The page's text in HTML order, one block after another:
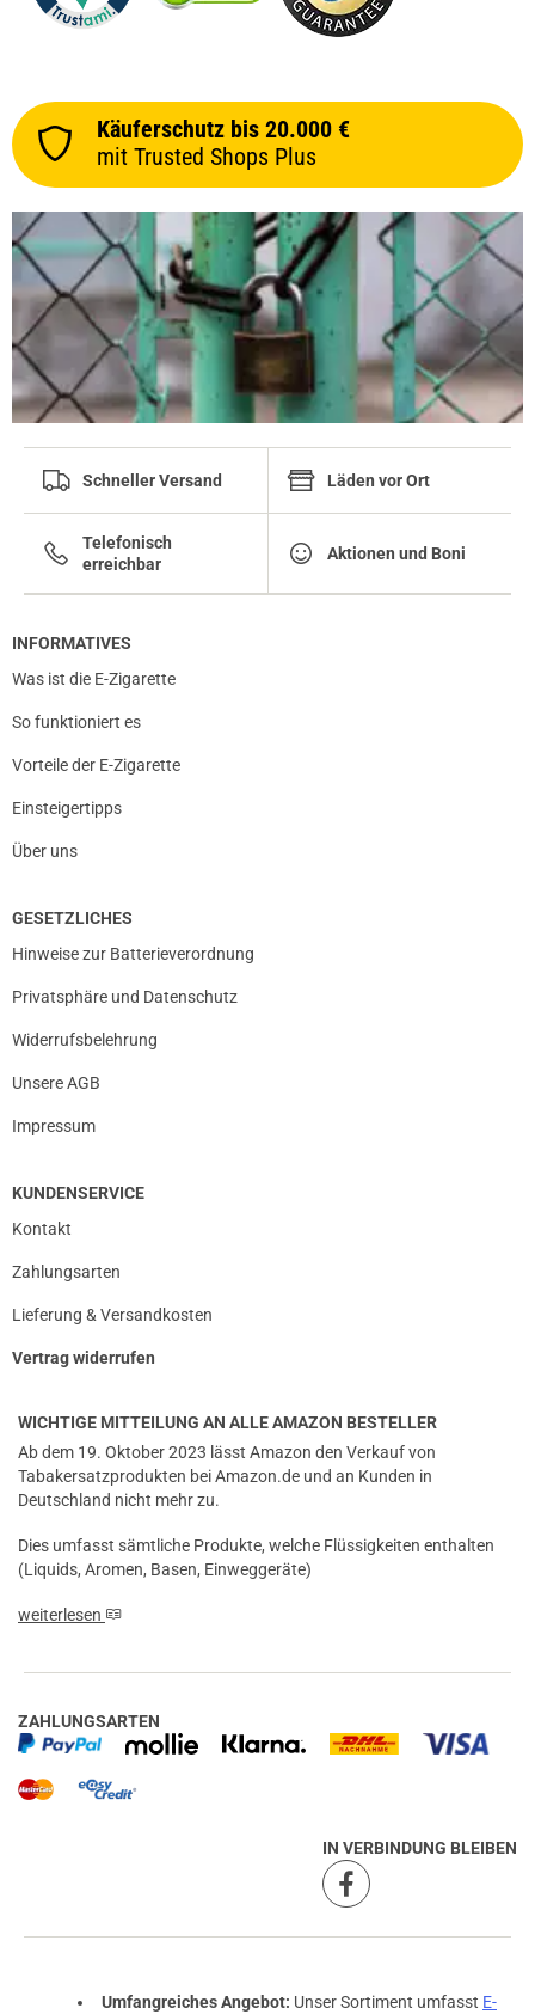
Käuferschutz bis 20.000 €
mit Trusted Shops Plus
Schneller Versand Läden vor Ort
Telefonisch
erreichbar
Aktionen und Boni
INFORMATIVES
Was ist die E-Zigarette
So funktioniert es
Vorteile der E-Zigarette
Einsteigertipps
Über uns
GESETZLICHES
Hinweise zur Batterieverordnung
Privatsphäre und Datenschutz
Widerrufsbelehrung
Unsere AGB
Impressum
KUNDENSERVICE
Kontakt
Zahlungsarten
Lieferung & Versandkosten
Vertrag widerrufen
WICHTIGE MITTEILUNG AN ALLE AMAZON BESTELLER
Ab dem 19. Oktober 2023 lässt Amazon den Verkauf von
Tabakersatzprodukten bei Amazon.de und an Kunden in
Deutschland nicht mehr zu.
Dies umfasst sämtliche Produkte, welche Flüssigkeiten enthalten
(Liquids, Aromen, Basen, Einweggeräte)
weiterlesen
ZAHLUNGSARTEN
IN VERBINDUNG BLEIBEN
Umfangreiches Angebot: Unser Sortiment umfasst E-